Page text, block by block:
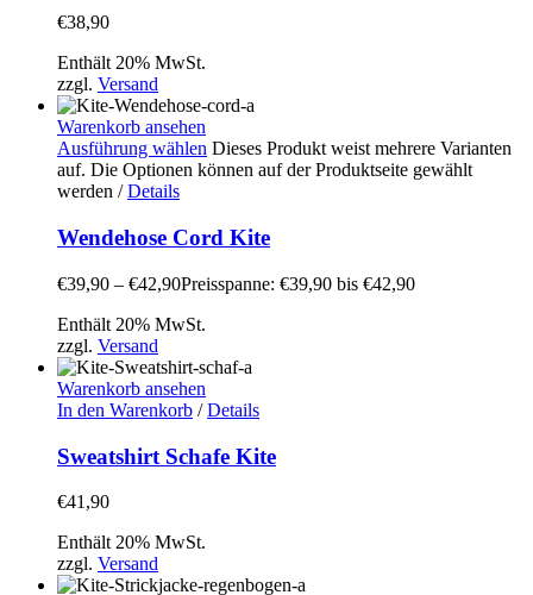
€38,90
Enthält 20% MwSt.
zzgl. Versand
Warenkorb ansehen
Ausführung wählen Dieses Produkt weist mehrere Varianten
auf. Die Optionen können auf der Produktseite gewählt
werden / Details
Wendehose Cord Kite
€39,90 – €42,90Preisspanne: €39,90 bis €42,90
Enthält 20% MwSt.
zzgl. Versand
Warenkorb ansehen
In den Warenkorb / Details
Sweatshirt Schafe Kite
€41,90
Enthält 20% MwSt.
zzgl. Versand